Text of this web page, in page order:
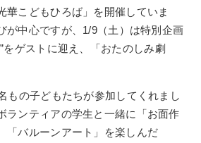
華こどもひろば」を開催していま
が中心ですが、1/9（土）は特別企画
をゲストに迎え、「おたのしみ劇
もの子どもたちが参加してくれまし
ランティアの学生と一緒に「お面作
「バルーンアート」を楽しんだ